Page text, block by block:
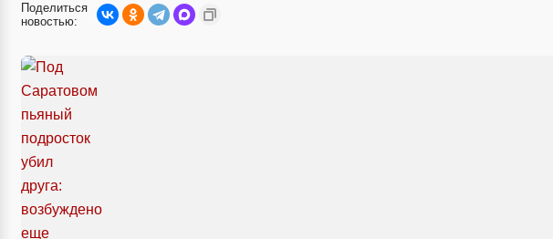
Поделиться
новостью: